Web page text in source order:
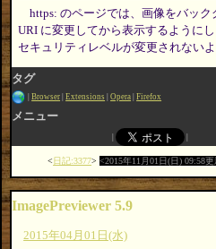
https: のページでは、画像をバッ
URI に変更してから表示するように
セキュリティレベルが変更されないよ
タグ
Browser Extensions Opera Firefox
メニュー
日記:3377 2015年11月01日(日) 09:58
ImagePreviewer 5.9
2015年04月01日(水)